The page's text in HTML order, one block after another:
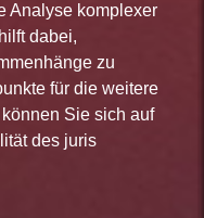
Analyse komplexer
dabei,
zu
für die weitere
Sie sich auf
des juris